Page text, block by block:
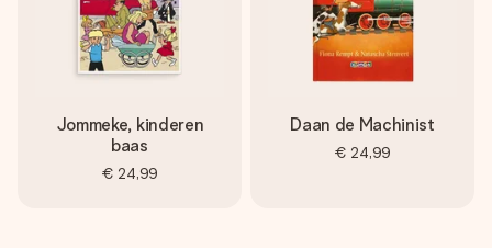
Jommeke, kinderen
baas
€ 24,99
Daan de Machinist
€ 24,99